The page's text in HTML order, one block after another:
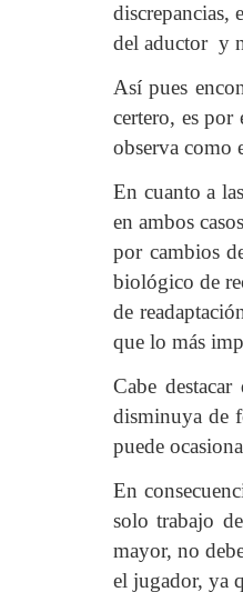
discrepancias,
del aductor y
Así pues
certero, es
observa como
En cuanto a
en ambos
por cambios
biológico de
de
que lo más
Cabe
disminuya de
puede
En
solo trabajo
mayor, no
el jugador, ya